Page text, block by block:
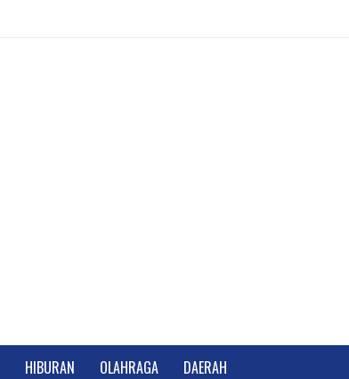
HIBURAN OLAHRAGA DAERAH